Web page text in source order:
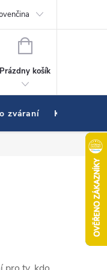
NÁKUPNÝ KOŠÍK
Prázdny košík
zváraní Kontakty